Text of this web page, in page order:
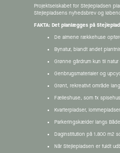
Projektselskabet for Stejlepladsen
Stejlepladsens nyhedsbrev og
FAKTA: Det planlægges på
De almene rækkehuse
Bynatur, blandt andet
Grønne gårdrum kun til
Genbrugsmaterialer og
Grønt, rekreativt område
Fælleshuse, som fx
Kvarterpladser,
Parkeringskælder langs
Daginstitution på 1.800 m2
Når Stejlepladsen er fuldt